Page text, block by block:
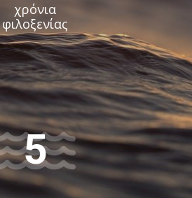
χρόνια
φιλοξενίας
5